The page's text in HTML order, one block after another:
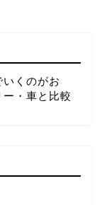
くのがお
・車と比較